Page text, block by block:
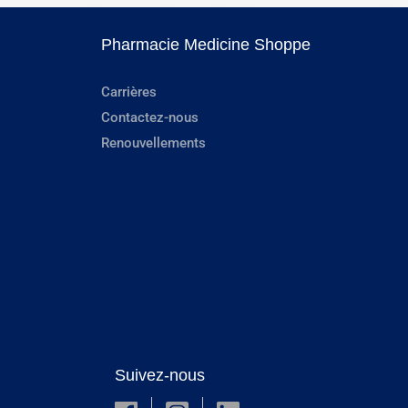
Pharmacie Medicine Shoppe
Carrières
Contactez-nous
Renouvellements
Suivez-nous